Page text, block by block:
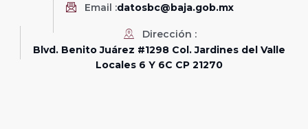
Email :datosbc@baja.gob.mx
Dirección :
Blvd. Benito Juárez #1298 Col. Jardines del Valle
Locales 6 Y 6C CP 21270